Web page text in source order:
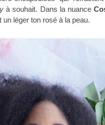
à souhait. Dans la nuance
un léger ton rosé à la peau.